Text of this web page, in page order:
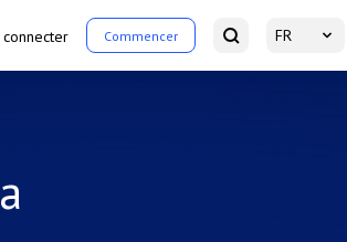
Commencer FR